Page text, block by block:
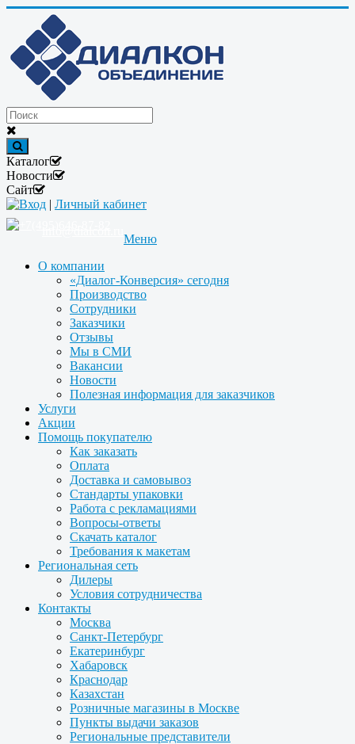
Каталог
Новости
Сайт
Вход | Личный кабинет
Меню
О компании
«Диалог-Конверсия» сегодня
Производство
Сотрудники
Заказчики
Отзывы
Мы в СМИ
Вакансии
Новости
Полезная информация для заказчиков
Услуги
Акции
Помощь покупателю
Как заказать
Оплата
Доставка и самовывоз
Стандарты упаковки
Работа с рекламациями
Вопросы-ответы
Скачать каталог
Требования к макетам
Региональная сеть
Дилеры
Условия сотрудничества
Контакты
Москва
Санкт-Петербург
Екатеринбург
Хабаровск
Краснодар
Казахстан
Розничные магазины в Москве
Пункты выдачи заказов
Региональные представители